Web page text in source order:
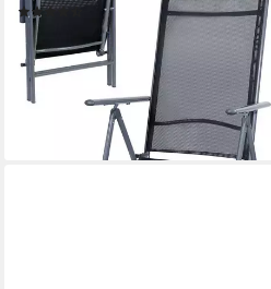
59,99 € UVP99,99 €
(30,00 €/ 1 Stk)
-40%
lieferbar - in 3-4 Werktagen bei dir